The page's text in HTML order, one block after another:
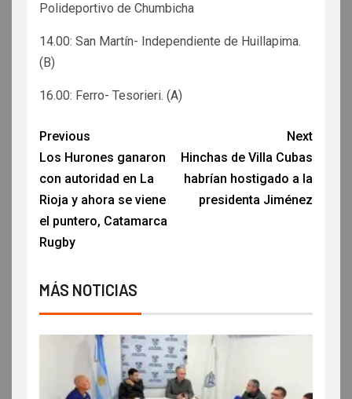
Polideportivo de Chumbicha
14.00: San Martín- Independiente de Huillapima.
(B)
16.00: Ferro- Tesorieri. (A)
Previous
Los Hurones ganaron
con autoridad en La
Rioja y ahora se viene
el puntero, Catamarca
Rugby
Next
Hinchas de Villa Cubas
habrían hostigado a la
presidenta Jiménez
MÁS NOTICIAS